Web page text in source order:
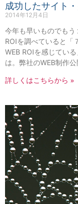
成功したサイト
2014年12月4日
今年も早いものでも
ROIを調べていると「
WEB ROIを感じてい
は。弊社のWEB制作
詳しくはこちらから »